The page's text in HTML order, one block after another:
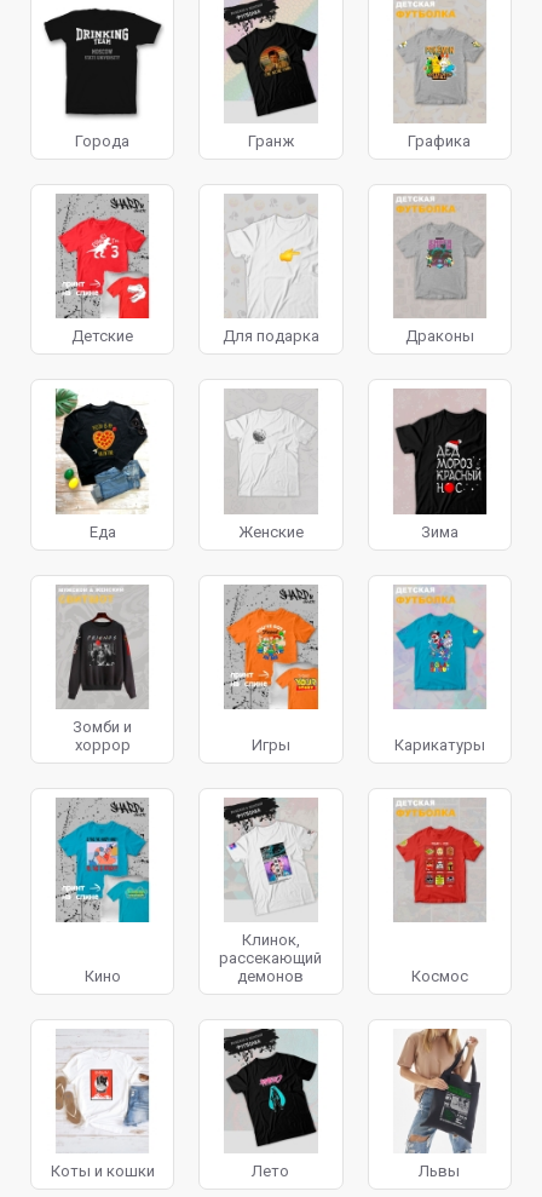
Города Гранж Графика
Детские Для подарка Драконы
Еда Женские Зима
Зомби и
хоррор
Игры Карикатуры
Кино
Клинок,
рассекающий
демонов
Космос
Коты и кошки Лето Львы